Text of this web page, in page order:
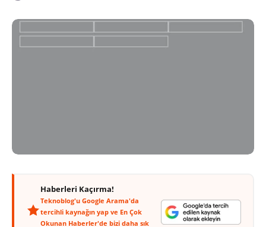
Haberleri Kaçırma!
Teknoblog'u Google Arama'da
tercihli kaynağın yap ve En Çok
Okunan Haberler'de bizi daha sık